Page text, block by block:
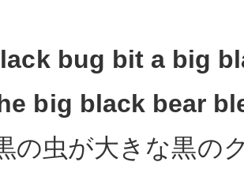
bug bit a big
big black bear
の虫が大きな黒の